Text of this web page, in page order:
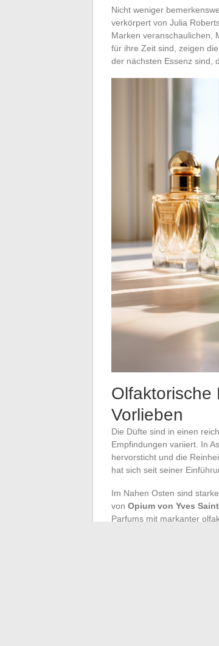
Nicht weniger
verkörpert von Julia
Marken veranschaulichen,
für ihre Zeit sind, zeigen
der nächsten Essenz sind,
Olfaktorische
Vorlieben
Die Düfte sind in einen
Empfindungen variiert. In
hervorsticht und die
hat sich seit seiner
Im Nahen Osten sind
von Opium von Yves
Parfums mit markanter